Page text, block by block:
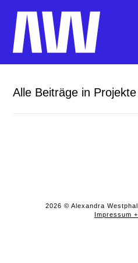
Alle Beiträge in Projekte
2026 © Alexandra
Impressum